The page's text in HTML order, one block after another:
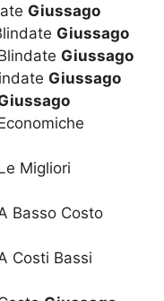
Giussago
Giussago
Giussago
Giussago
Migliori
Basso Costo
Costi Bassi